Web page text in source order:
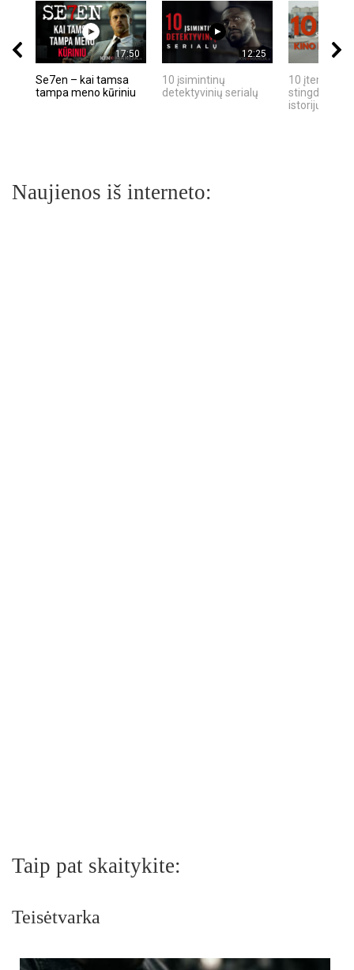
17:50
Se7en – kai tamsa
tampa meno kūriniu
12:25
10 įsimintinų
detektyvinių serialų
10 įtemptų,
stingdančių
istorijų
Naujienos iš interneto:
Taip pat skaitykite:
Teisėtvarka